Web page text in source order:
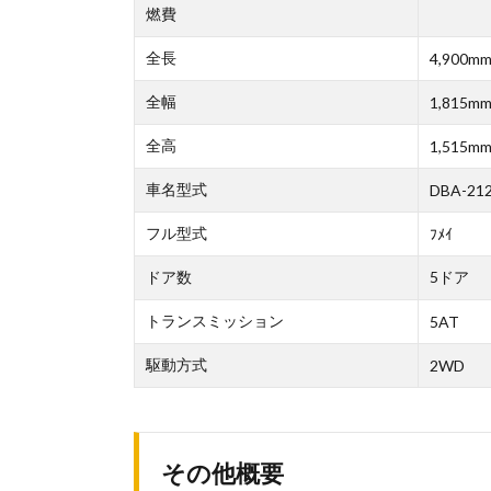
燃費
全長 4,900mm
全幅 1,815mm
全高 1,515mm
車名型式 DBA-
フル型式 ﾌﾒｲ
ドア数 5ドア
トランスミッション 5AT
駆動方式 2WD
その他概要